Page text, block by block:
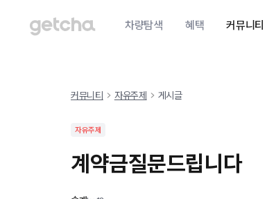
차량탐색 혜택 커뮤니티
커뮤니티 자유주제 게시글
자유주제
계약금질문드립니다